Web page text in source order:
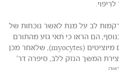
רקמות לב על מנת לאשר נוכחות של
הם הראו כי תאי גזע מהתורם
התמיינו לתאי שריר לב הנקראים מיוציטים (myocytes), שלאחר מכן
המשך הנזק ללב, סיפרה דר'